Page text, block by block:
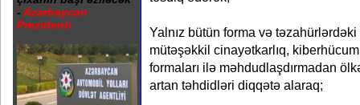
- Azərbaycan
Prezidenti
Yalnız bütün forma və
mütəşəkkil cinayətkarlıq,
formaları ilə məhdudlaşdırmadan
artan təhdidləri diqqətə alaraq;